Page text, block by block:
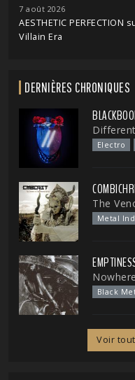
7 août 2026
AESTHETIC
Villain Era
DERNIÈRES CHRONIQUES
Different
Electro
The
Metal
Black
Voir